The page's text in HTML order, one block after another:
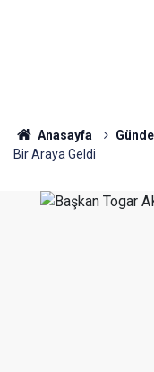
Anasayfa
Bir Araya Geldi